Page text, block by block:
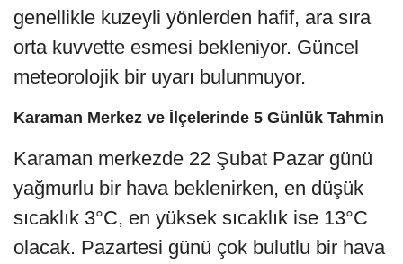
genellikle kuzeyli yönlerden hafif, ara sıra
orta kuvvette esmesi bekleniyor. Güncel
meteorolojik bir uyarı bulunmuyor.
Karaman Merkez ve İlçelerinde 5 Günlük Tahmin
Karaman merkezde 22 Şubat Pazar günü
yağmurlu bir hava beklenirken, en düşük
sıcaklık 3°C, en yüksek sıcaklık ise 13°C
olacak. Pazartesi günü çok bulutlu bir hava